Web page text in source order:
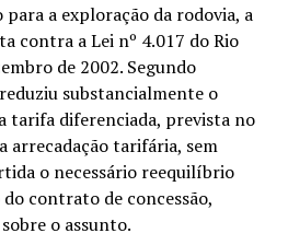
a exploração da rodovia, a
contra a Lei nº 4.017 do Rio
de 2002. Segundo
substancialmente o
tarifa diferenciada, prevista no
arrecadação tarifária, sem
o necessário reequilíbrio
contrato de concessão,
o assunto.